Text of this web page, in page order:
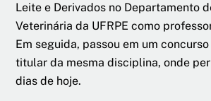
Leite e Derivados no Departamento
Veterinária da UFRPE como
Em seguida, passou em um
titular da mesma disciplina, onde
dias de hoje.